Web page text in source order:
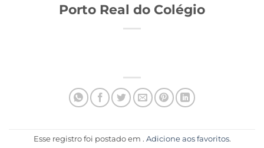
Porto Real do Colégio
Esse registro foi postado em . Adicione aos favoritos.